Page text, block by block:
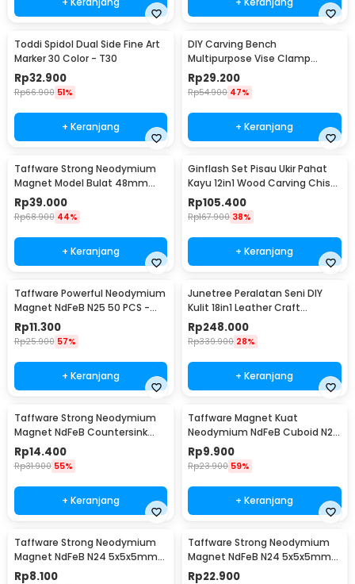
Toddi Spidol Dual Side Fine Art
Marker 30 Color - T30
Rp32.900
Rp66.900 51%
+ Keranjang
DIY Carving Bench
Multipurpose Vise Clamp
Tablet Drill Press Sculpture -
1267
Rp29.200
Rp54.900 47%
+ Keranjang
Taffware Strong Neodymium
Magnet Model Bulat 48mm
85-90kg - TN6
Rp39.000
Rp68.900 44%
+ Keranjang
Ginflash Set Pisau Ukir Pahat
Kayu 12in1 Wood Carving Chisel
Knife - OE12
Rp105.400
Rp167.900 38%
+ Keranjang
Taffware Powerful Neodymium
Magnet NdFeB N25 50 PCS -
MG01
Rp11.300
Rp25.900 57%
+ Keranjang
Junetree Peralatan Seni DIY
Kulit 18in1 Leather Craft
Stitching Sewing - WA134
Rp248.000
Rp339.900 28%
+ Keranjang
Taffware Strong Neodymium
Magnet NdFeB Countersink
Ring Hole N25 5 PCS - D21
Rp14.400
Rp31.900 55%
+ Keranjang
Taffware Magnet Kuat
Neodymium NdFeB Cuboid N25
5 PCS - D22
Rp9.900
Rp23.900 59%
+ Keranjang
Taffware Strong Neodymium
Magnet NdFeB N24 5x5x5mm
20 PCS - F001699
Rp8.100
Taffware Strong Neodymium
Magnet NdFeB N24 5x5x5mm
50 PCS - F001699
Rp22.900